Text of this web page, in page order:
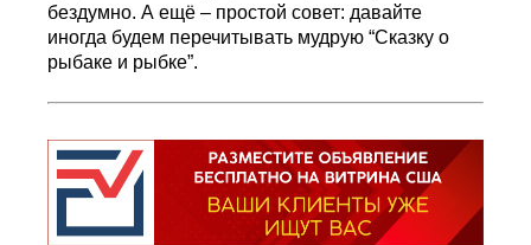
бездумно. А ещё – простой совет: давайте
иногда будем перечитывать мудрую “Сказку о
рыбаке и рыбке”.